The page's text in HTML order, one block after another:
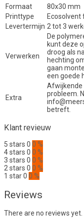
Formaat
80x30 mm
Printtype
Ecosolvent
Levertermijn 2 tot 3
Verwerken
De
kunt deze
droog als
hechting
gaan
een goede
Extra
Afwijkende
probleem.
betreft.
Klant revieuw
5 stars 0 0 %
4 stars 0 0 %
3 stars 0 0 %
2 stars 0 0 %
1 star0 0 %
Reviews
There are no reviews yet.